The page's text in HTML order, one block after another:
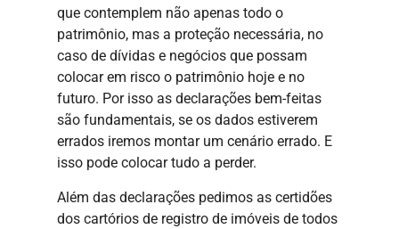
que contemplem não apenas todo o
patrimônio, mas a proteção necessária, no
caso de dívidas e negócios que possam
colocar em risco o patrimônio hoje e no
futuro. Por isso as declarações bem-feitas
são fundamentais, se os dados estiverem
errados iremos montar um cenário errado. E
isso pode colocar tudo a perder.
Além das declarações pedimos as certidões
dos cartórios de registro de imóveis de todos